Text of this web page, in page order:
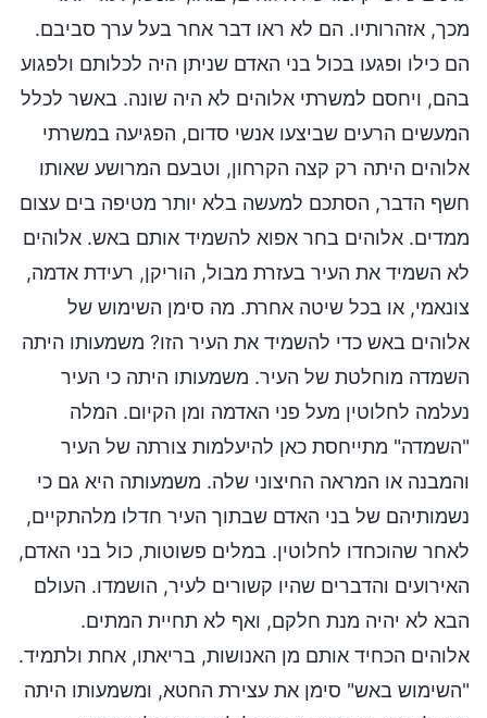
מכך, אזהרותיו. הם לא ראו דבר אחר בעל ערך סביבם.
הם כילו ופגעו בכול בני האדם שניתן היה לכלותם ולפגוע
בהם, ויחסם למשרתי אלוהים לא היה שונה. באשר לכלל
המעשים הרעים שביצעו אנשי סדום, הפגיעה במשרתי
אלוהים היתה רק קצה הקרחון, וטבעם המרושע שאותו
חשף הדבר, הסתכם למעשה בלא יותר מטיפה בים עצום
ממדים. אלוהים בחר אפוא להשמיד אותם באש. אלוהים
לא השמיד את העיר בעזרת מבול, הוריקן, רעידת אדמה,
צונאמי, או בכל שיטה אחרת. מה סימן השימוש של
אלוהים באש כדי להשמיד את העיר הזו? משמעותו היתה
השמדה מוחלטת של העיר. משמעותו היתה כי העיר
נעלמה לחלוטין מעל פני האדמה ומן הקיום. המלה
"השמדה" מתייחסת כאן להיעלמות צורתה של העיר
והמבנה או המראה החיצוני שלה. משמעותה היא גם כי
נשמותיהם של בני האדם שבתוך העיר חדלו מלהתקיים,
לאחר שהוכחדו לחלוטין. במלים פשוטות, כול בני האדם,
האירועים והדברים שהיו קשורים לעיר, הושמדו. העולם
הבא לא יהיה מנת חלקם, ואף לא תחיית המתים.
אלוהים הכחיד אותם מן האנושות, בריאתו, אחת ולתמיד.
"השימוש באש" סימן את עצירת החטא, ומשמעותו היתה